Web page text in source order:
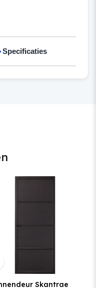
Specificaties
Skantrae